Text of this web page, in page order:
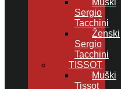
Muški
Sergio
Tacchini
Ženski
Sergio
Tacchini
TISSOT
Muški
Tissot